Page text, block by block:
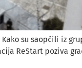
su saopćili iz
ReStart poziva